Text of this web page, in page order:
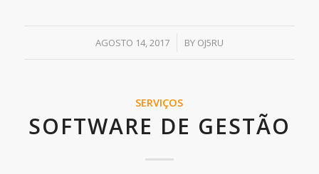
AGOSTO 14, 2017
/ BY OJ5RU
SERVIÇOS
SOFTWARE DE GESTÃO